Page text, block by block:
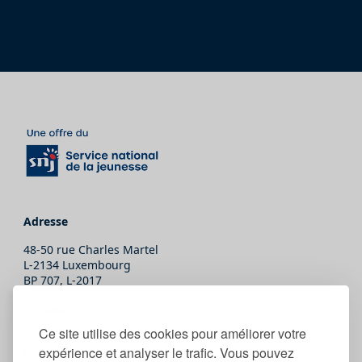
Ce site utilise des cookies pour améliorer votre
expérience et analyser le trafic. Vous pouvez
Adresse
48-50 rue Charles Martel
L-2134 Luxembourg
BP 707, L-2017
(+352) 247-86465
secretariat@snj.lu